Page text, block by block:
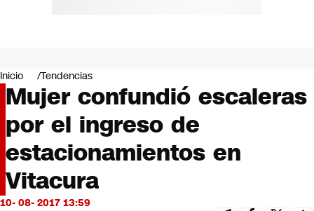
Negocios
Deportes
Programas completos
Cultura
Servicios
Bits
CNN tiempo
Futuro 360
Inicio Tendencias
Mujer confundió escaleras
por el ingreso de
estacionamientos en
Vitacura
10- 08- 2017 13:59